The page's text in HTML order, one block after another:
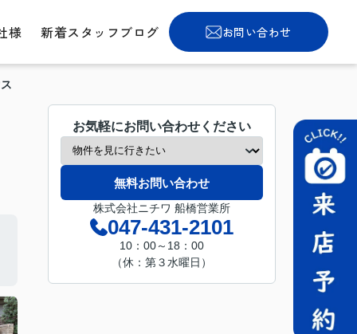
様 新着スタッフブログ お問い合わせ
お気軽にお問い合わせください
無料お問い合わせ
株式会社ニチワ 船橋営業所
047-431-2101
10：00～18：00
（休：第３水曜日）